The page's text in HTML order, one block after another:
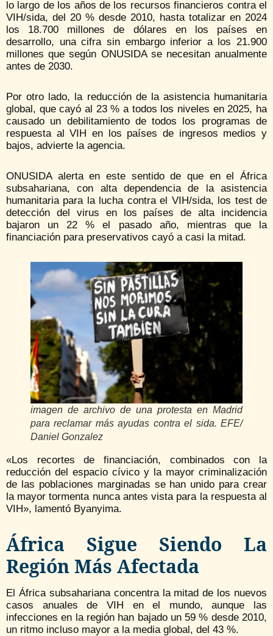
lo largo de los años de los recursos financieros contra el
VIH/sida, del 20 % desde 2010, hasta totalizar en 2024
los 18.700 millones de dólares en los países en
desarrollo, una cifra sin embargo inferior a los 21.900
millones que según ONUSIDA se necesitan anualmente
antes de 2030.
Por otro lado, la reducción de la asistencia humanitaria
global, que cayó al 23 % a todos los niveles en 2025, ha
causado un debilitamiento de todos los programas de
respuesta al VIH en los países de ingresos medios y
bajos, advierte la agencia.
ONUSIDA alerta en este sentido de que en el África
subsahariana, con alta dependencia de la asistencia
humanitaria para la lucha contra el VIH/sida, los test de
detección del virus en los países de alta incidencia
bajaron un 22 % el pasado año, mientras que la
financiación para preservativos cayó a casi la mitad.
imagen de archivo de una protesta en Madrid
para reclamar más ayudas contra el sida. EFE/
Daniel Gonzalez
«Los recortes de financiación, combinados con la
reducción del espacio cívico y la mayor criminalización
de las poblaciones marginadas se han unido para crear
la mayor tormenta nunca antes vista para la respuesta al
VIH», lamentó Byanyima.
África Sigue Siendo La
Región Más Afectada
El África subsahariana concentra la mitad de los nuevos
casos anuales de VIH en el mundo, aunque las
infecciones en la región han bajado un 59 % desde 2010,
un ritmo incluso mayor a la media global, del 43 %.